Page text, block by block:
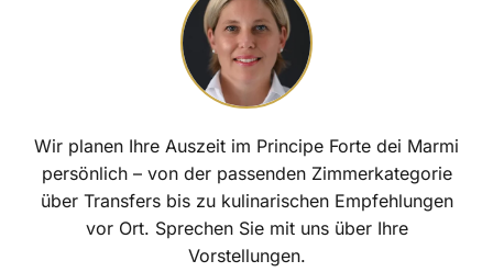
Wir planen Ihre Auszeit im Principe Forte dei Marmi
persönlich – von der passenden Zimmerkategorie
über Transfers bis zu kulinarischen Empfehlungen
vor Ort. Sprechen Sie mit uns über Ihre
Vorstellungen.